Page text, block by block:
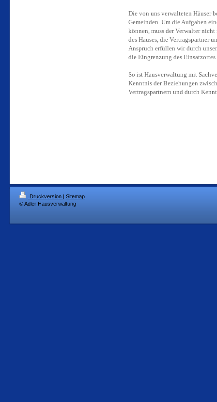
Die von uns verwalteten Häuser
Gemeinden. Um die Aufgaben
können, muss der Verwalter
des Hauses, die Vertragspartner
Anspruch erfüllen wir durch
die Eingrenzung des
So ist Hausverwaltung mit
Kenntnis der Beziehungen
Vertragspartnern und durch
Druckversion | Sitemap
© Adler Hausverwaltung